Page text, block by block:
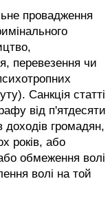
провадження
перевезення чи
Санкція статті
від п'ятдесяти
доходів громадян,
років, або
обмеження волі
волі на той